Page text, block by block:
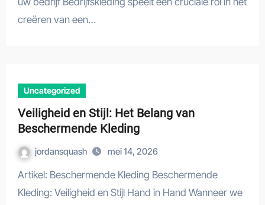
creëren van een…
Uncategorized
Veiligheid en Stijl: Het Belang van
Beschermende Kleding
jordansquash mei 14, 2026
Artikel: Beschermende Kleding Beschermende
Kleding: Veiligheid en Stijl Hand in Hand Wanneer we